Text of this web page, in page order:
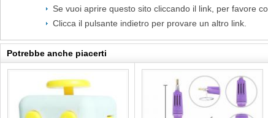
Se vuoi aprire questo sito cliccando il link, per favore
Clicca il pulsante indietro per provare un altro link.
Potrebbe anche piacerti